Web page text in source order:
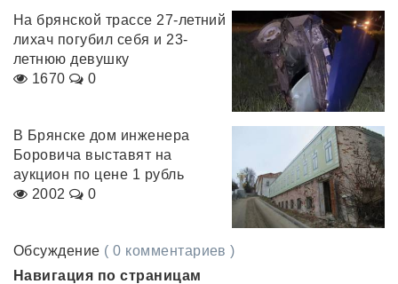
На брянской трассе 27-летний
лихач погубил себя и 23-
летнюю девушку
1670
0
В Брянске дом инженера
Боровича выставят на
аукцион по цене 1 рубль
2002
0
Обсуждение ( 0 комментариев )
Навигация по страницам